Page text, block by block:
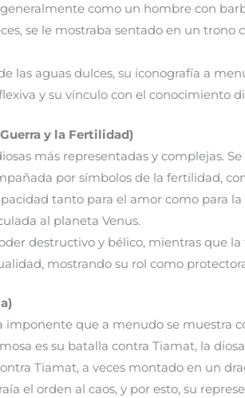
como un hombre con
se le mostraba sentado en un trono
las aguas dulces, su iconografía a
y su vínculo con el conocimiento
y la Fertilidad)
más representadas y complejas.
por símbolos de la fertilidad,
tanto para el amor como para la
al planeta Venus.
destructivo y bélico, mientras que
mostrando su rol como
imponente que a menudo se muestra
es su batalla contra Tiamat, la
Tiamat, a veces montado en un
el orden al caos, y por esto, su